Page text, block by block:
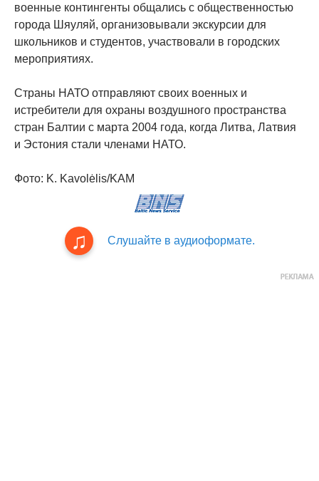
военные контингенты общались с общественностью
города Шяуляй, организовывали экскурсии для
школьников и студентов, участвовали в городских
мероприятиях.
Страны НАТО отправляют своих военных и
истребители для охраны воздушного пространства
стран Балтии с марта 2004 года, когда Литва, Латвия
и Эстония стали членами НАТО.
Фото: K. Kavolėlis/KAM
Слушайте в аудиоформате.